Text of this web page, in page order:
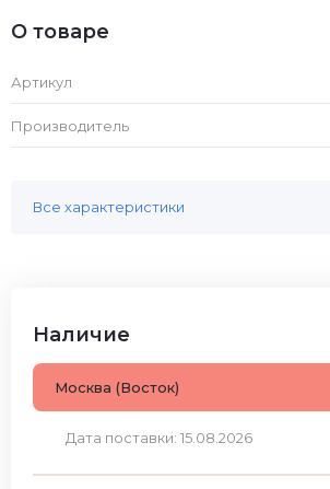
О товаре
Артикул
Производитель
Все характеристики
Наличие
Москва (Восток)
Дата поставки: 15.08.2026